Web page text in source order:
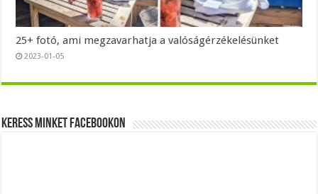
25+ fotó, ami megzavarhatja a valóságérzékelésünket
2023-01-05
Keress minket Facebookon